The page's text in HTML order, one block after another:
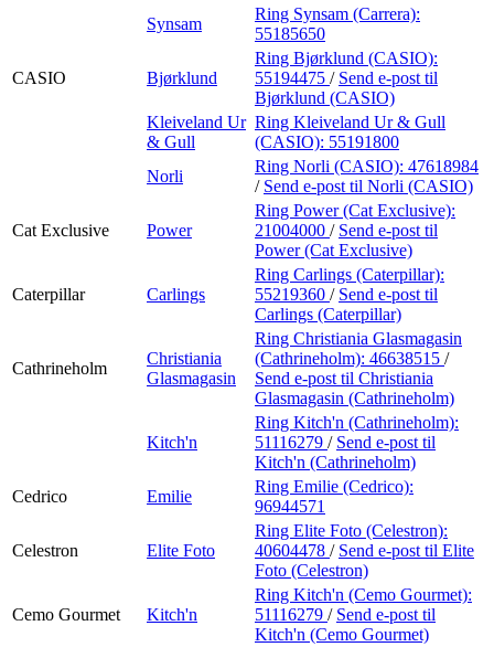
Synsam
Ring Synsam (Carrera):
55185650
CASIO Bjørklund
Ring Bjørklund (CASIO):
55194475 / Send e-post til
Bjørklund (CASIO)
Kleiveland Ur
& Gull
Ring Kleiveland Ur & Gull
(CASIO): 55191800
Norli
Ring Norli (CASIO): 47618984
/ Send e-post til Norli (CASIO)
Cat Exclusive Power
Ring Power (Cat Exclusive):
21004000 / Send e-post til
Power (Cat Exclusive)
Caterpillar Carlings
Ring Carlings (Caterpillar):
55219360 / Send e-post til
Carlings (Caterpillar)
Cathrineholm
Christiania
Glasmagasin
Ring Christiania Glasmagasin
(Cathrineholm): 46638515 /
Send e-post til Christiania
Glasmagasin (Cathrineholm)
Kitch'n
Ring Kitch'n (Cathrineholm):
51116279 / Send e-post til
Kitch'n (Cathrineholm)
Cedrico
Emilie
Ring Emilie (Cedrico):
96944571
Celestron Elite Foto
Ring Elite Foto (Celestron):
40604478 / Send e-post til Elite
Foto (Celestron)
Cemo Gourmet Kitch'n
Ring Kitch'n (Cemo Gourmet):
51116279 / Send e-post til
Kitch'n (Cemo Gourmet)